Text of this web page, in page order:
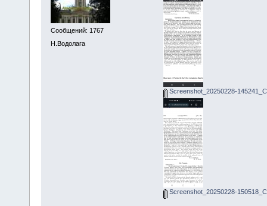
Сообщений: 1767
Н.Водолага
Screenshot_20250228-
Screenshot_20250228-